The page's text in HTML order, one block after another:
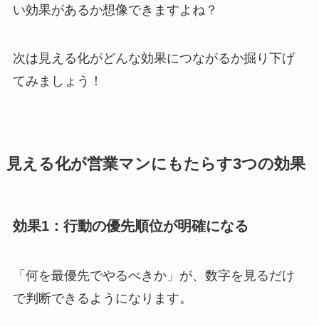
い効果があるか想像できますよね？
次は見える化がどんな効果につながるか掘り下げ
てみましょう！
見える化が営業マンにもたらす3つの効果
効果1：行動の優先順位が明確になる
「何を最優先でやるべきか」が、数字を見るだけ
で判断できるようになります。